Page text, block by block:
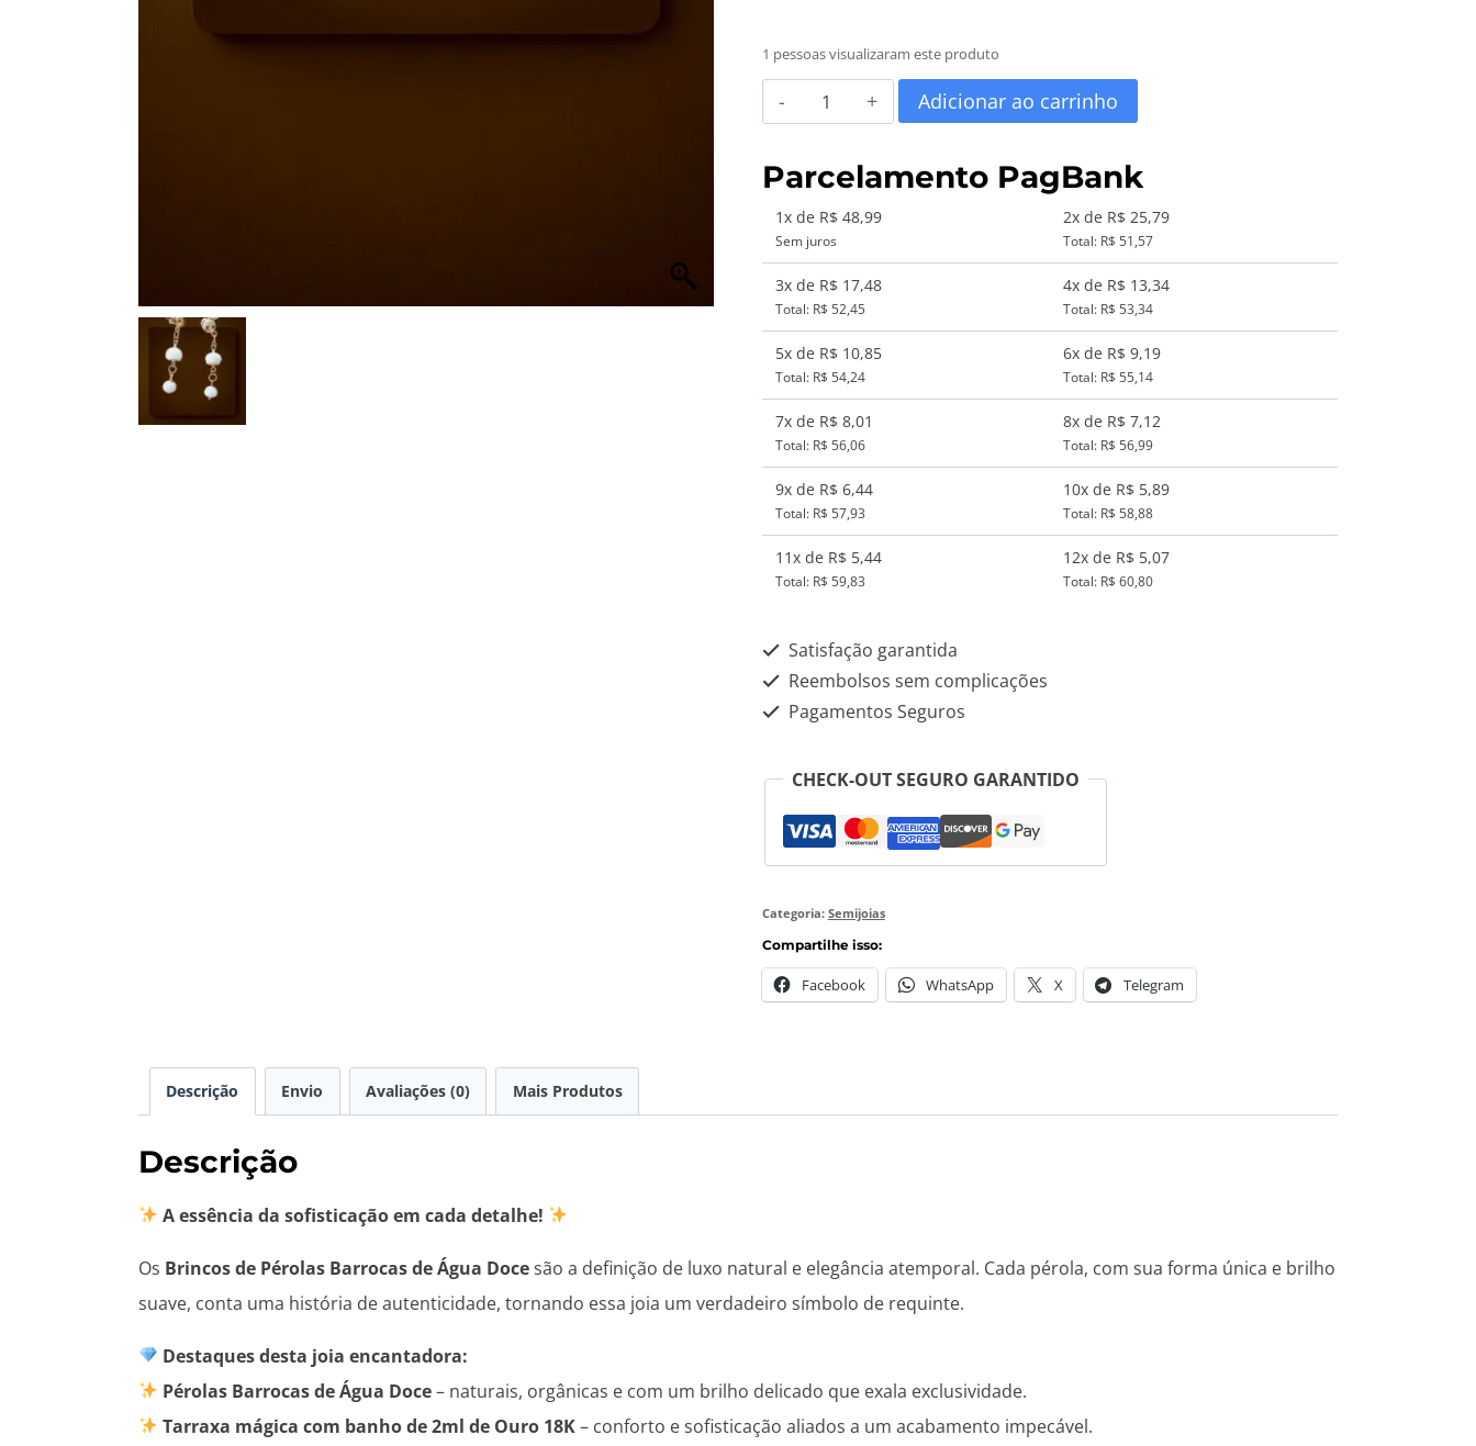
1 pessoas visualizaram este produto
Brincos
Pérolas
Barroca
Água
By
Solange
Marçal
quantidade
Adicionar ao carrinho
Parcelamento PagBank
1x de R$ 48,99
Sem juros
2x de R$ 25,79
Total: R$ 51,57
3x de R$ 17,48
Total: R$ 52,45
4x de R$ 13,34
Total: R$ 53,34
5x de R$ 10,85
Total: R$ 54,24
6x de R$ 9,19
Total: R$ 55,14
7x de R$ 8,01
Total: R$ 56,06
8x de R$ 7,12
Total: R$ 56,99
9x de R$ 6,44
Total: R$ 57,93
10x de R$ 5,89
Total: R$ 58,88
11x de R$ 5,44
Total: R$ 59,83
12x de R$ 5,07
Total: R$ 60,80
Satisfação garantida
Reembolsos sem complicações
Pagamentos Seguros
CHECK-OUT SEGURO GARANTIDO
Categoria: Semijoias
Compartilhe isso:
Facebook WhatsApp X Telegram
Descrição Envio Avaliações (0) Mais Produtos
Descrição
A essência da sofisticação em cada detalhe!
Os Brincos de Pérolas Barrocas de Água Docesão a definição de luxo natural e elegância atemporal. Cada pérola, com sua forma única e brilho
suave, conta uma história de autenticidade, tornando essa joia um verdadeiro símbolo de requinte.
Destaques desta joia encantadora:
Pérolas Barrocas de Água Doce– naturais, orgânicas e com um brilho delicado que exala exclusividade.
Tarraxa mágica com banho de 2ml de Ouro 18K– conforto e sofisticação aliados a um acabamento impecável.